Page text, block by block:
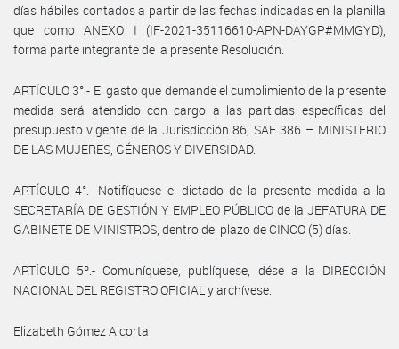
días hábiles contados a partir de las fechas indicadas en la planilla
que como ANEXO I (IF-2021-35116610-APN-DAYGP#MMGYD),
forma parte integrante de la presente Resolución.
ARTÍCULO 3°.- El gasto que demande el cumplimiento de la presente
medida será atendido con cargo a las partidas específicas del
presupuesto vigente de la Jurisdicción 86, SAF 386 – MINISTERIO
DE LAS MUJERES, GÉNEROS Y DIVERSIDAD.
ARTÍCULO 4°.- Notifíquese el dictado de la presente medida a la
SECRETARÍA DE GESTIÓN Y EMPLEO PÚBLICO de la JEFATURA DE
GABINETE DE MINISTROS, dentro del plazo de CINCO (5) días.
ARTÍCULO 5º.- Comuníquese, publíquese, dése a la DIRECCIÓN
NACIONAL DEL REGISTRO OFICIAL y archívese.
Elizabeth Gómez Alcorta